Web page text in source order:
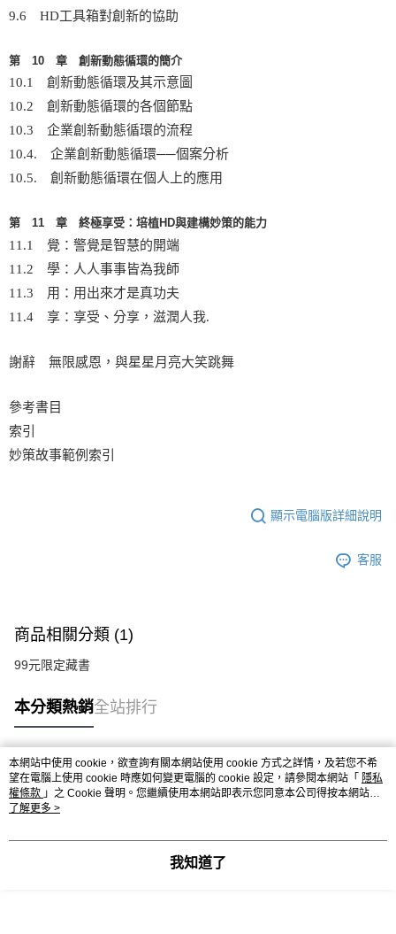
9.6 HD工具箱對創新的協助
第 10 章 創新動態循環的簡介
10.1 創新動態循環及其示意圖
10.2 創新動態循環的各個節點
10.3 企業創新動態循環的流程
10.4. 企業創新動態循環──個案分析
10.5. 創新動態循環在個人上的應用
第 11 章 終極享受：培植HD與建構妙策的能力
11.1 覺：警覺是智慧的開端
11.2 學：人人事事皆為我師
11.3 用：用出來才是真功夫
11.4 享：享受、分享，滋潤人我.
謝辭 無限感恩，與星星月亮大笑跳舞
參考書目
索引
妙策故事範例索引
顯示電腦版詳細說明
客服
商品相關分類 (1)
99元限定藏書
本分類熱銷全站排行
熱門標籤
本網站中使用 cookie，欲查詢有關本網站使用 cookie 方式之詳情，及若您不希
望在電腦上使用 cookie 時應如何變更電腦的 cookie 設定，請參閱本網站「 隱私
權條款 」之 Cookie 聲明。您繼續使用本網站即表示您同意本公司得按本網站使
用條款之 Cookie 聲明使用 cookie。
了解更多 >
我知道了